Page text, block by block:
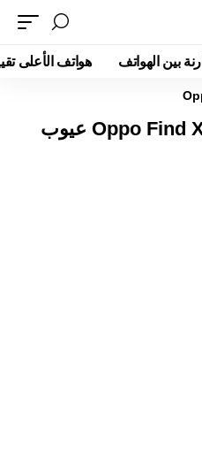
بين الهواتف هواتف الأعلى
سعر ومواصفات Oppo Find X6 Pro عيوب